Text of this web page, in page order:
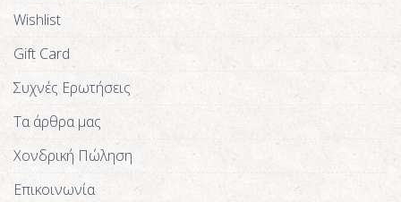
Wishlist
Gift Card
Συχνές Ερωτήσεις
Τα άρθρα μας
Χονδρική Πώληση
Επικοινωνία